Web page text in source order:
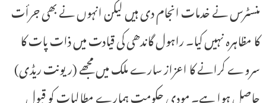
منسٹرس نے خدمات انجام دی ہیں لیکن انہوں نے بھی جرأت
کا مظاہرہ نہیں کیا۔ راہول گاندھی کی قیادت میں ذات پات کا
سروے کرانے کا اعزاز سارے ملک میں مجھے (ریونت ریڈی)
حاصل ہوا ہے۔ مودی حکومت ہمارے مطالبات کو قبول